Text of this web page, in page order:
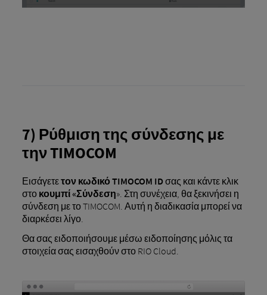
7) Ρύθμιση της σύνδεσης με
την TIMOCOM
Εισάγετετον κωδικό TIMOCOM ID σας και κάντε κλικ
στο κουμπί «Σύνδεση». Στη συνέχεια, θα ξεκινήσει η
σύνδεση με το TIMOCOM. Αυτή η διαδικασία μπορεί να
διαρκέσει λίγο.
Θα σας ειδοποιήσουμε μέσω ειδοποίησης μόλις τα
στοιχεία σας εισαχθούν στο RIO Cloud.